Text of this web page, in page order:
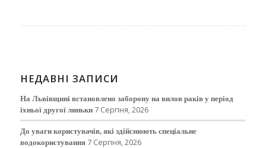
НЕДАВНІ ЗАПИСИ
На Львівщині встановлено заборону на вилов раків у період
їхньої другої линьки 7 Серпня, 2026
До уваги користувачів, які здійснюють спеціальне
водокористування 7 Серпня, 2026